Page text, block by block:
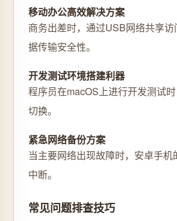
移动办公高效解决方案
商务出差时，通过USB网络共享
据传输安全性。
开发测试环境搭建利器
程序员在macOS上进行开发测试
切换。
紧急网络备份方案
当主要网络出现故障时，安卓手
中断。
常见问题排查技巧